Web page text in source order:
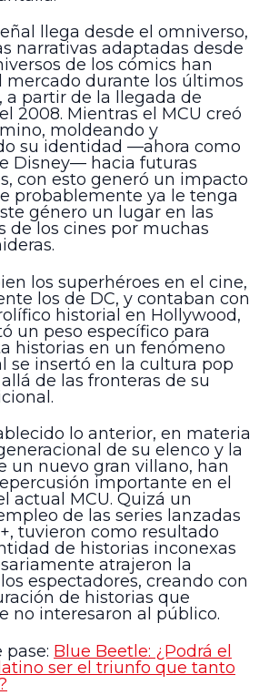
llega desde el omniverso,
narrativas adaptadas desde
de los cómics han
mercado durante los últimos
a partir de la llegada de
2008. Mientras el MCU creó
moldeando y
su identidad —ahora como
Disney— hacia futuras
con esto generó un impacto
probablemente ya le tenga
género un lugar en las
de los cines por muchas
los superhéroes en el cine,
los de DC, y contaban con
historial en Hollywood,
un peso específico para
historias en un fenómeno
se insertó en la cultura pop
de las fronteras de su
lo anterior, en materia
de su elenco y la
un nuevo gran villano, han
importante en el
actual MCU. Quizá un
de las series lanzadas
tuvieron como resultado
de historias inconexas
atrajeron la
espectadores, creando con
de historias que
no interesaron al público.
pase: Blue Beetle: ¿Podrá el
ser el triunfo que tanto